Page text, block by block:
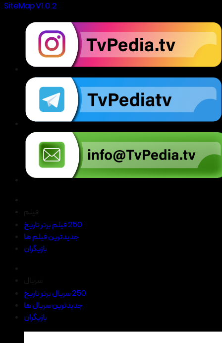
SiteMap V1.0.2
250 فیلم برتر تاریخ
جدیدترین فیلم ها
بازیگران
250 سریال برتر تاریخ
جدیدترین سریال ها
بازیگران